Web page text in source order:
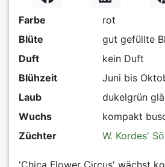
Farbe
rot
Blüte
gut gefüllte
Duft
kein Duft
Blühzeit
Juni bis
Laub
dukelgrün
Wuchs
kompakt
Züchter
W. Kordes'